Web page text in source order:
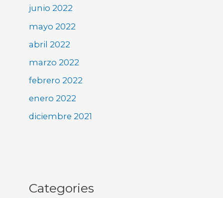
junio 2022
mayo 2022
abril 2022
marzo 2022
febrero 2022
enero 2022
diciembre 2021
Categories